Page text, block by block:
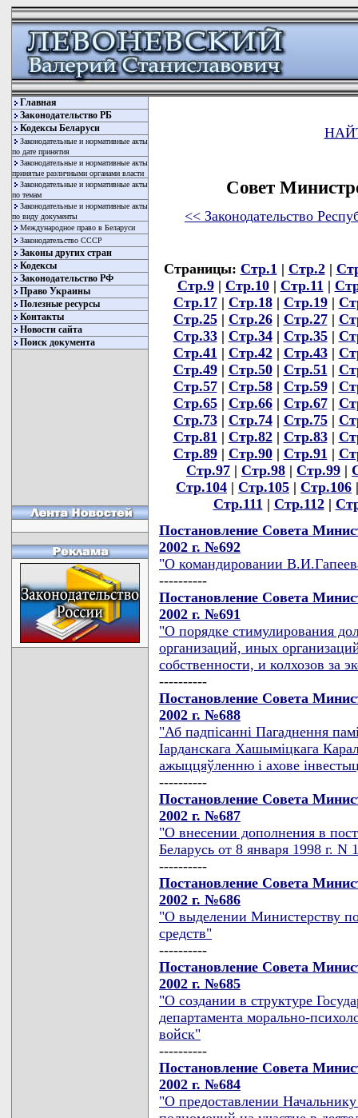
Главная
Законодательство РБ
Кодексы Беларуси
Законодательные и нормативные акты
по дате принятия
Законодательные и нормативные акты
принятые различными органами власти
Законодательные и нормативные акты
по темам
Законодательные и нормативные акты
по виду документы
Международное право в Беларуси
Законодательство СССР
Законы других стран
Кодексы
Законодательство РФ
Право Украины
Полезные ресурсы
Контакты
Новости сайта
Поиск документа
Совет
<< Законодательство
Страницы: Стр.1 | Стр.2|
Стр.9| Стр.10| Стр.11 |
Стр.17| Стр.18| Стр.19|
Стр.25| Стр.26| Стр.27|
Стр.33| Стр.34| Стр.35|
Стр.41 | Стр.42| Стр.43|
Стр.49| Стр.50| Стр.51 |
Стр.57| Стр.58| Стр.59|
Стр.65| Стр.66| Стр.67|
Стр.73| Стр.74| Стр.75|
Стр.81 | Стр.82| Стр.83|
Стр.89| Стр.90| Стр.91 |
Стр.97 | Стр.98 | Стр.99 |
Стр.104 | Стр.105 | Стр.106
Стр.111 | Стр.112|
Постановление Совета
2002 г. №692
"О командировании
----------
Постановление Совета
2002 г. №691
"О порядке стимулирования
организаций, иных
собственности, и колхозов за
----------
Постановление Совета
2002 г. №688
"Аб падпiсаннi Пагаднення
Iарданскага Хашымiцкага
ажыццяўленню i ахове
----------
Постановление Совета
2002 г. №687
"О внесении дополнения в
Беларусь от 8 января 1998 г. N
----------
Постановление Совета
2002 г. №686
"О выделении Министерству
средств"
----------
Постановление Совета
2002 г. №685
"О создании в структуре
департамента морально-
войск"
----------
Постановление Совета
2002 г. №684
"О предоставлении